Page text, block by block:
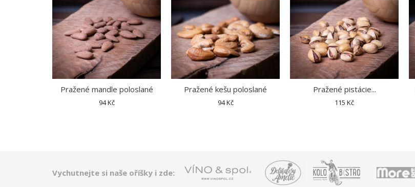
Pražené mandle poloslané
94 Kč
Pražené kešu poloslané
94 Kč
Pražené pistácie...
115 Kč
Vychutnejte si naše oříšky i zde: